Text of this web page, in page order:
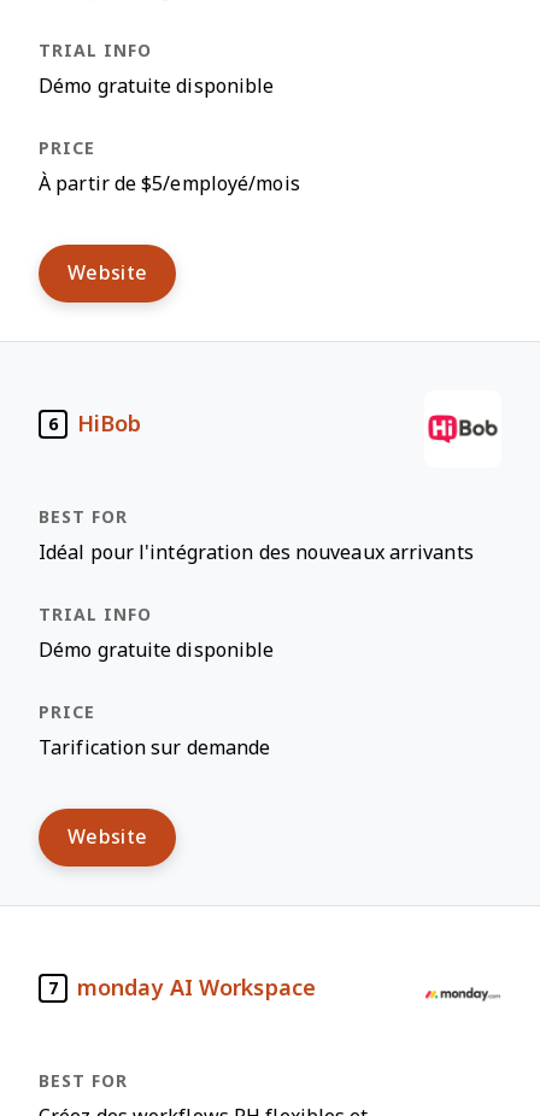
Démo gratuite disponible
À partir de $5/employé/mois
Website
6 HiBob
Idéal pour l'intégration des nouveaux arrivants
Démo gratuite disponible
Tarification sur demande
Website
7 monday AI Workspace